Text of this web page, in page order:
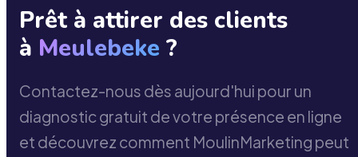
Prêt à attirer des clients
à Meulebeke ?
Contactez-nous dès aujourd'hui pour un
diagnostic gratuit de votre présence en ligne
et découvrez comment MoulinMarketing peut